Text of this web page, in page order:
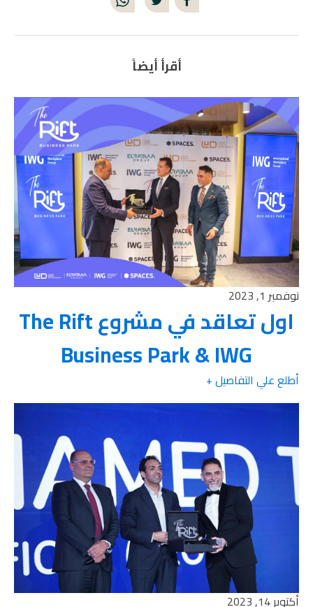
أقرأ أيضاً
نوفمبر 1, 2023
اول تعاقد في مشروع The Rift
Business Park & IWG
أطلع علي التفاصيل +
أكتوبر 14, 2023